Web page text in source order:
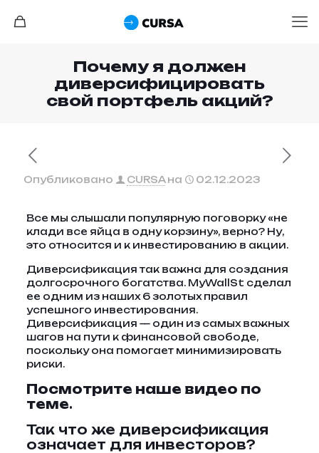
Почему я должен
диверсифицировать
свой портфель акций?
Опубликовано CURSA на 02.12.2023
Все мы слышали популярную поговорку «не
клади все яйца в одну корзину», верно? Ну,
это относится и к инвестированию в акции.
Диверсификация так важна для создания
долгосрочного богатства. MyWallSt сделал
ее одним из наших 6 золотых правил
успешного инвестирования.
Диверсификация — один из самых важных
шагов на пути к финансовой свободе,
поскольку она помогает минимизировать
риски.
Посмотрите наше видео по
теме.
Так что же диверсификация
означает для инвесторов?